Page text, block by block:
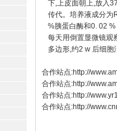
下,上皮面朝上,放入
传代。培养液成分为
%胰蛋白酶和0. 02
每天用倒置显微镜观
多边形,约2 w 后细胞
合作站点:http://
合作站点:http://
合作站点:http://
合作站点:http://